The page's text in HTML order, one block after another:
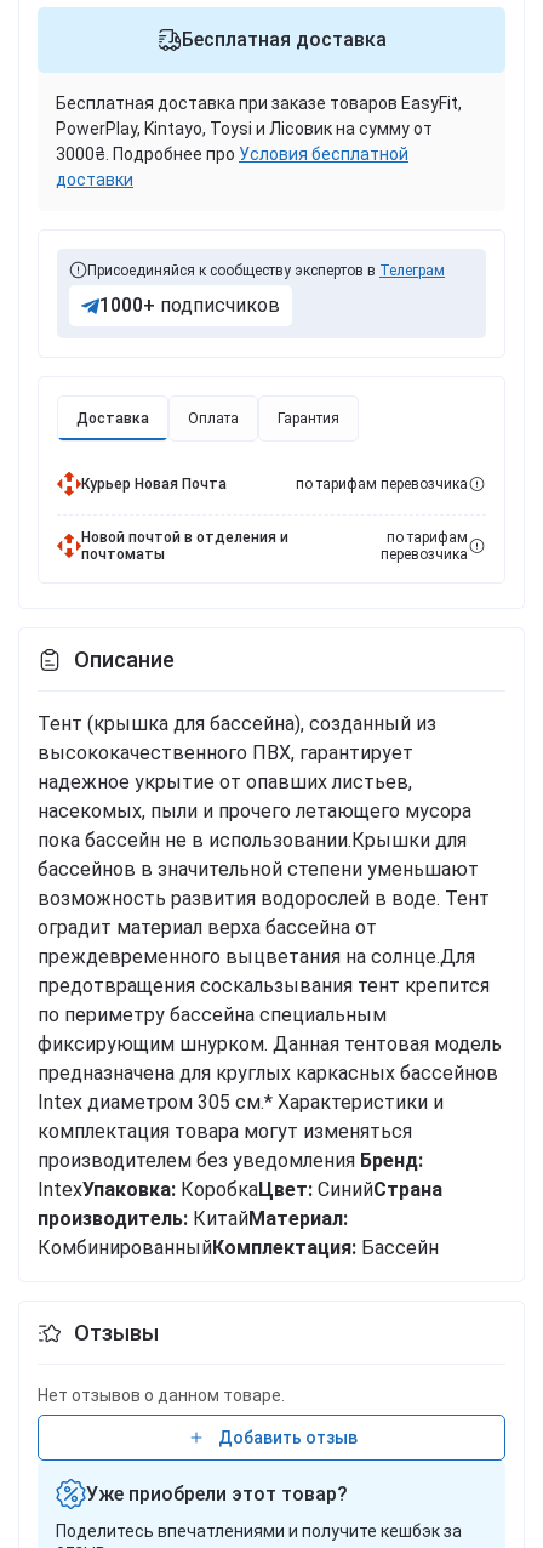
Доставка Оплата Гарантия
Курьер Новая Почта по тарифам перевозчика
Новой почтой в отделения и
почтоматы
по тарифам
перевозчика
Бесплатная доставка
Бесплатная доставка при заказе товаров EasyFit,
PowerPlay, Kintayo, Toysi и Лісовик на сумму от
3000₴. Подробнее про Условия бесплатной
доставки
Присоединяйся к сообществу экспертов в Телеграм
1000+ подписчиков
Описание
Тент (крышка для бассейна), созданный из
высококачественного ПВХ, гарантирует
надежное укрытие от опавших листьев,
насекомых, пыли и прочего летающего мусора
пока бассейн не в использовании.Крышки для
бассейнов в значительной степени уменьшают
возможность развития водорослей в воде. Тент
оградит материал верха бассейна от
преждевременного выцветания на солнце.Для
предотвращения соскальзывания тент крепится
по периметру бассейна специальным
фиксирующим шнурком. Данная тентовая модель
предназначена для круглых каркасных бассейнов
Intex диаметром 305 см.* Характеристики и
комплектация товара могут изменяться
производителем без уведомления Бренд:
IntexУпаковка: КоробкаЦвет: СинийCтрана
производитель: КитайМатериал:
КомбинированныйКомплектация: Бассейн
Отзывы
Нет отзывов о данном товаре.
Добавить отзыв
Уже приобрели этот товар?
Поделитесь впечатлениями и получите кешбэк за